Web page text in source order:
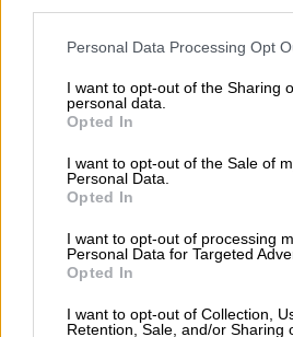
Please note that this website/app
not limited to your visit or usage
grant or deny consent to Google and
use your data for below specified
consent section.
Personal Data Processing Opt
I want to opt-out of the Sharing
personal data.
Opted In
I want to opt-out of the Sale of
Personal Data.
Opted In
I want to opt-out of processing
Personal Data for Targeted
Opted In
I want to opt-out of Collection,
Retention, Sale, and/or Sharing
Εις βάρος του Μπιμπίλα
μήνυση και αγωγή και θα
Όσον αφορά την Ακρίτα
τους παραπέμπω να
συνεργατών τους στους
φίλους μου (σε όσους εξ
μεγάλους καλλιτέχνες και
Γιάννη Πάριο, την
Βοσκόπουλου, την